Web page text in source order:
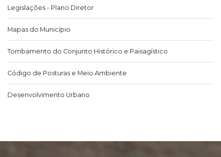
Legislações - Plano Diretor
Mapas do Município
Tombamento do Conjunto Histórico e Paisagístico
Código de Posturas e Meio Ambiente
Desenvolvimento Urbano